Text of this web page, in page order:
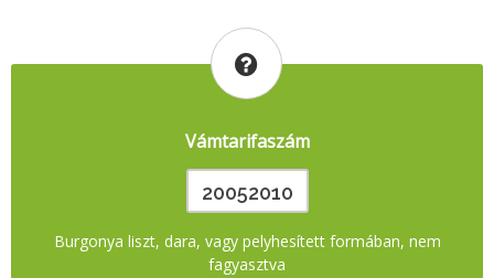
Vámtarifaszám
20052010
Burgonya liszt, dara, vagy pelyhesített formában, nem
fagyasztva